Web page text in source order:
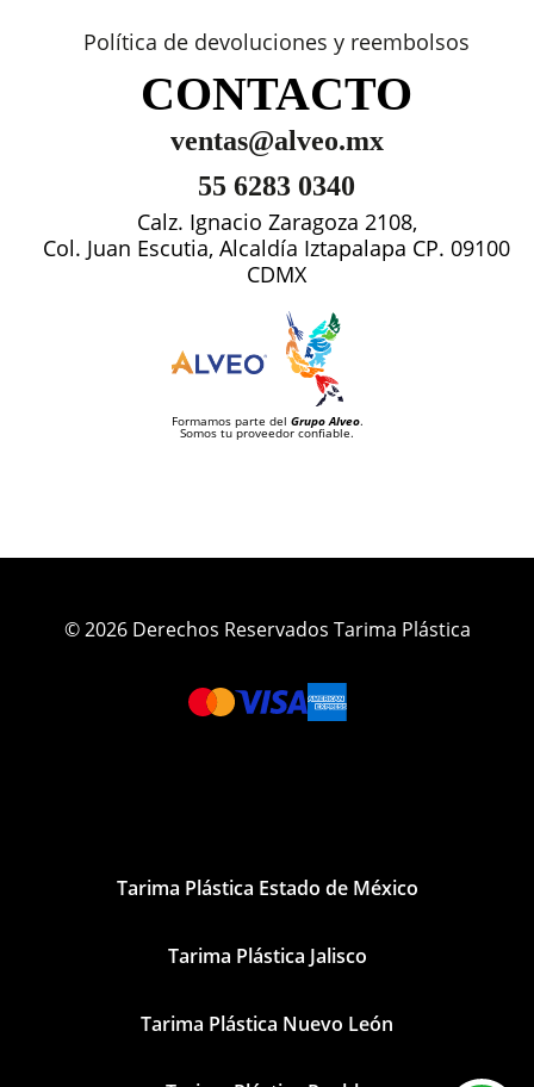
Política de devoluciones y reembolsos
CONTACTO
ventas@alveo.mx
55 6283 0340
Calz. Ignacio Zaragoza 2108,
Col. Juan Escutia, Alcaldía Iztapalapa CP. 09100
CDMX
Formamos parte del Grupo Alveo.
Somos tu proveedor confiable.
© 2026 Derechos Reservados Tarima Plástica
Tarima Plástica Estado de México
Tarima Plástica Jalisco
Tarima Plástica Nuevo León